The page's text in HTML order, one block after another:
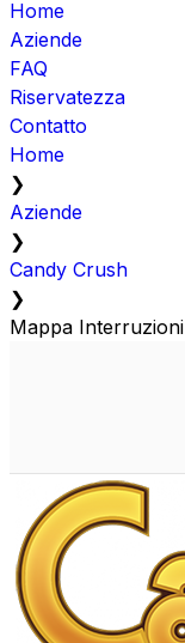
Home
Aziende
FAQ
Riservatezza
Contatto
Home
❯
Aziende
❯
Candy Crush
❯
Mappa Interruzioni